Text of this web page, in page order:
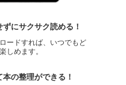
にサクサク読める！
ードすれば、いつでもど
しめます。
の整理ができる！